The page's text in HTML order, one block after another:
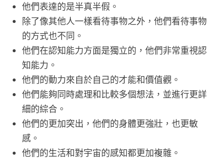
他們表達的是半真半假。
除了像其他人一樣看待事物之外，他們看待事物
的方式也不同。
他們在認知能力方面是獨立的，他們非常重視認
知能力。
他們的動力來自於自己的才能和價值觀。
他們能夠同時處理和比較多個想法，並進行更詳
細的綜合。
他們的更加突出，他們的身體更強壯，也更敏
感。
他們的生活和對宇宙的感知都更加複雜。